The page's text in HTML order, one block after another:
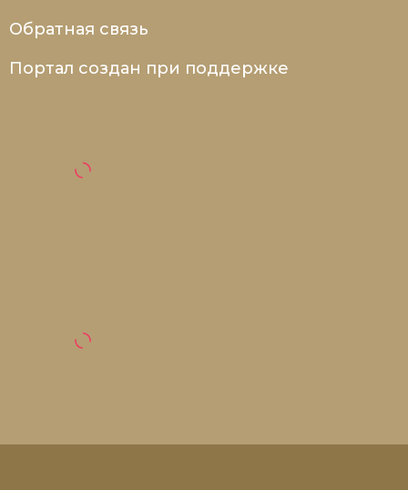
Обратная связь
Портал создан при поддержке